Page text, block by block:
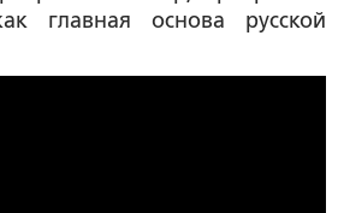
главная основа русской